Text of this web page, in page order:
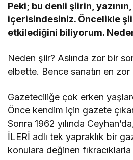
Peki; bu denli şiirin,
içerisindesiniz. Öncelikle
etkilediğini biliyorum.
Neden şiir? Aslında zor bir
elbette. Bence sanatın en zor
Gazeteciliğe çok erken
Önce kendim için gazete
Sonra 1962 yılında
İLERİ adlı tek yapraklık bir
konulara değinen